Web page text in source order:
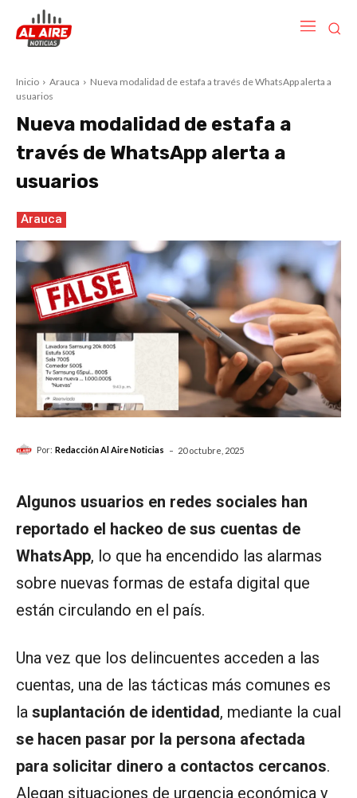
Inicio Arauca
Nueva modalidad de estafa a través de WhatsApp alerta a
usuarios
Nueva modalidad de estafa a
través de WhatsApp alerta a
usuarios
Arauca
Por: Redacción Al Aire Noticias - 20 octubre, 2025
Algunos usuarios en redes sociales han
reportado el hackeo de sus cuentas de
WhatsApp, lo que ha encendido las alarmas
sobre nuevas formas de estafa digital que
están circulando en el país.
Una vez que los delincuentes acceden a las
cuentas, una de las tácticas más comunes es
la suplantación de identidad, mediante la cual
se hacen pasar por la persona afectada
para solicitar dinero a contactos cercanos.
Alegan situaciones de urgencia económica y